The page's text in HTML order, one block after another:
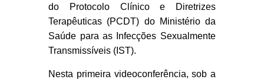
do Protocolo Clínico e Diretrizes
Terapêuticas (PCDT) do Ministério da
Saúde para as Infecções Sexualmente
Transmissíveis (IST).
Nesta primeira videoconferência, sob a